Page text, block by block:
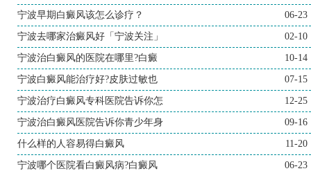
宁波早期白癜风该怎么诊疗？ 06-23
宁波去哪家治癜风好「宁波关注」 02-10
宁波治白癜风的医院在哪里?白癜 10-14
宁波白癜风能治疗好?皮肤过敏也 07-15
宁波治疗白癜风专科医院告诉你怎 12-25
宁波治白癜风医院告诉你青少年身 09-16
什么样的人容易得白癜风 11-20
宁波哪个医院看白癜风病?白癜风 06-23